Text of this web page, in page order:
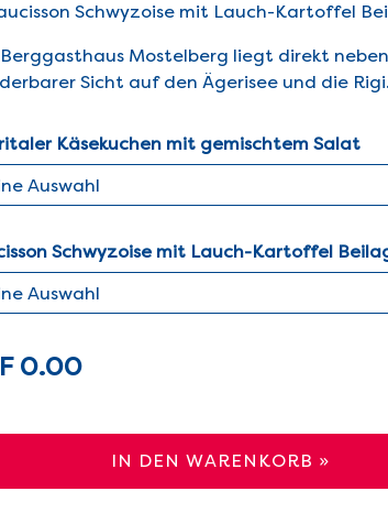
Schwyzoise mit Lauch-Kartoffel
Berggasthaus Mostelberg liegt direkt
Sicht auf den Ägerisee und die Rigi.
Käsekuchen mit gemischtem Salat
Schwyzoise mit Lauch-Kartoffel
0.00
IN DEN WARENKORB »